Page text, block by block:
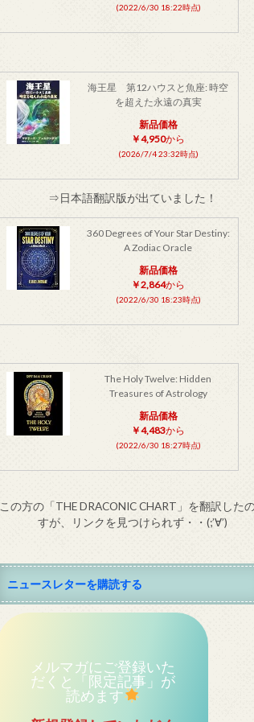
(2022/6/30 18:22時点)
海王星 第12ハウスと魚座: 時空
を超えた永遠の真実
新品価格
￥4,950から
(2026/7/4 23:32時点)
⇒日本語翻訳版が出ていました！
360 Degrees of Your Star Destiny:
A Zodiac Oracle
新品価格
￥2,864から
(2022/6/30 18:23時点)
The Holy Twelve: Hidden
Treasures of Astrology
新品価格
￥4,483から
(2022/6/30 18:27時点)
この方の「THE DRACONIC CHART」を翻訳した
すが、リンクを見つけられず・・(;’∀’)
ニュースレターを購読する
メルマガにご登録いた
だくと「限定記事」が
読めます